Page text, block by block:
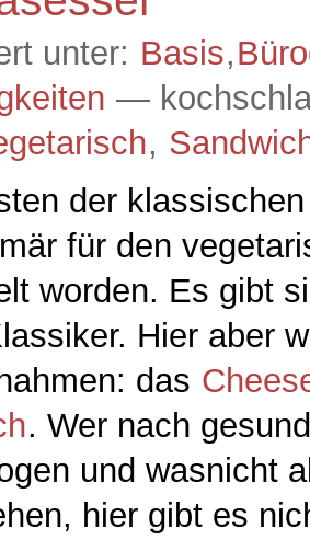
unter: Basis,
—
,
der
für den
worden. Es gibt
Hier aber
das
. Wer nach
und wasnicht
hier gibt es